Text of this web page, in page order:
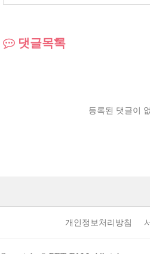
댓글목록
등록된 댓글이
개인정보처리방침